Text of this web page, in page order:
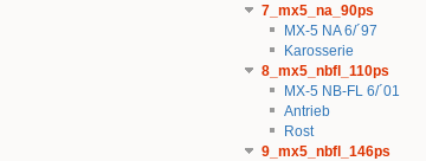
7_mx5_na_90ps
MX-5 NA 6/´97
Karosserie
8_mx5_nbfl_110ps
MX-5 NB-FL 6/´01
Antrieb
Rost
9_mx5_nbfl_146ps